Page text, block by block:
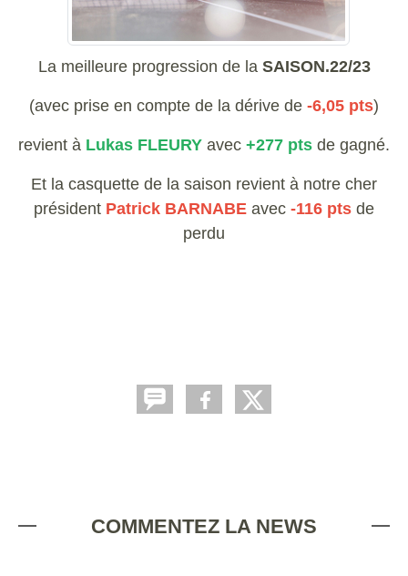
La meilleure progression de la SAISON.22/23
(avec prise en compte de la dérive de -6,05 pts)
revient à Lukas FLEURY avec +277 pts de gagné.
Et la casquette de la saison revient à notre cher
président Patrick BARNABE avec -116 pts de
perdu
COMMENTEZ LA NEWS